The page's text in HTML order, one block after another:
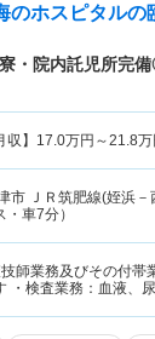
のホスピタルの
寮・院内託児所完
収】 17.0万円～21.8万
市
ＪＲ筑肥線(姪浜
車7分）
師業務及びその付帯
・検査業務：血液、